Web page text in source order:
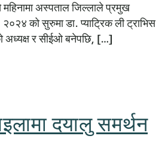
महिनामा अस्पताल जिल्लाले प्रमुख
को सुरुमा डा. प्याट्रिक ली ट्राभिस
अध्यक्ष र सीईओ बनेपछि, […]
दयालु समर्थन